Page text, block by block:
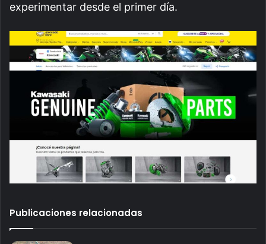
experimentar desde el primer día.
Publicaciones relacionadas